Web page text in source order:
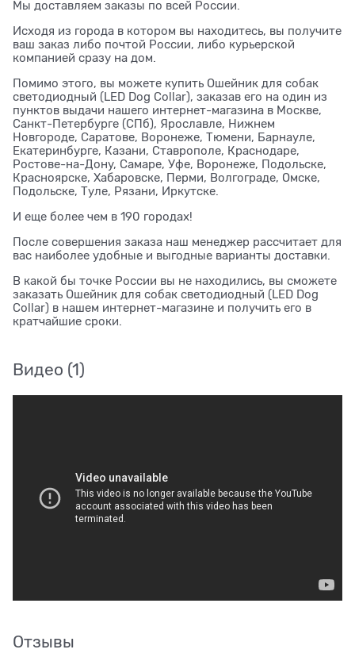
Мы доставляем заказы по всей России.
Исходя из города в котором вы находитесь, вы получите
ваш заказ либо почтой России, либо курьерской
компанией сразу на дом.
Помимо этого, вы можете купить Ошейник для собак
светодиодный (LED Dog Collar), заказав его на один из
пунктов выдачи нашего интернет-магазина в Москве,
Санкт-Петербурге (СПб), Ярославле, Нижнем
Новгороде, Саратове, Воронеже, Тюмени, Барнауле,
Екатеринбурге, Казани, Ставрополе, Краснодаре,
Ростове-на-Дону, Самаре, Уфе, Воронеже, Подольске,
Красноярске, Хабаровске, Перми, Волгограде, Омске,
Подольске, Туле, Рязани, Иркутске.
И еще более чем в 190 городах!
После совершения заказа наш менеджер рассчитает для
вас наиболее удобные и выгодные варианты доставки.
В какой бы точке России вы не находились, вы сможете
заказать Ошейник для собак светодиодный (LED Dog
Collar) в нашем интернет-магазине и получить его в
кратчайшие сроки.
Видео (1)
Отзывы